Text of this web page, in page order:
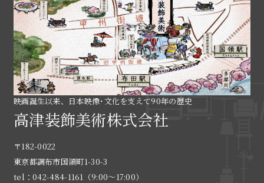
映画誕生以来、日本映像･文化を支えて90年の歴史
高津装飾美術株式会社
〒182-0022
東京都調布市国領町1-30-3
tel：042-484-1161（9:00〜17:00）